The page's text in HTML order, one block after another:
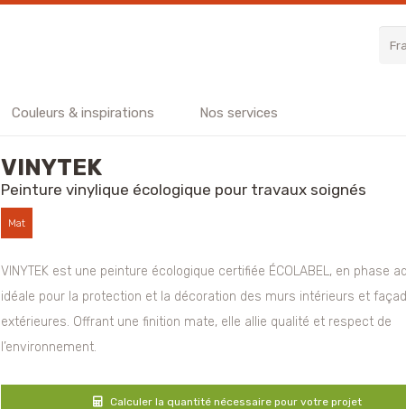
Couleurs & inspirations Nos services
VINYTEK
Peinture vinylique écologique pour travaux soignés
Mat
VINYTEK est une peinture écologique certifiée ÉCOLABEL, en phase
idéale pour la protection et la décoration des murs intérieurs et
extérieures. Offrant une finition mate, elle allie qualité et respect de
l’environnement.
Calculer la quantité nécessaire pour votre projet